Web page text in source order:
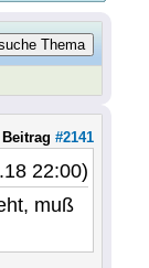
Beitrag #2141
22:00)
muß